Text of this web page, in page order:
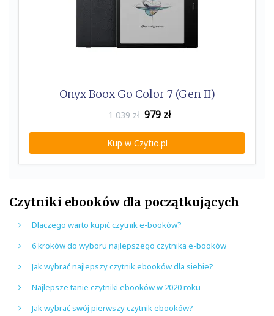
Onyx Boox Go Color 7 (Gen II)
1 039 zł 979 zł
Kup w Czytio.pl
Czytniki ebooków dla początkujących
Dlaczego warto kupić czytnik e-booków?
6 kroków do wyboru najlepszego czytnika e-booków
Jak wybrać najlepszy czytnik ebooków dla siebie?
Najlepsze tanie czytniki ebooków w 2020 roku
Jak wybrać swój pierwszy czytnik ebooków?